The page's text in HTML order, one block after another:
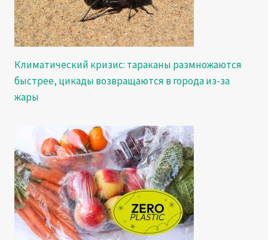
Климатический кризис: тараканы размножаются
быстрее, цикады возвращаются в города из-за
жары